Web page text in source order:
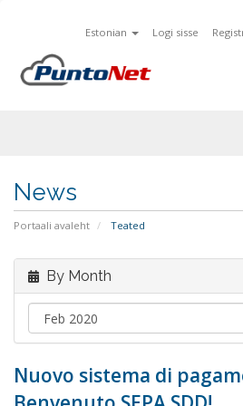
Estonian Logi sisse
News
Portaali avaleht Teated
By Month
Nuovo sistema di